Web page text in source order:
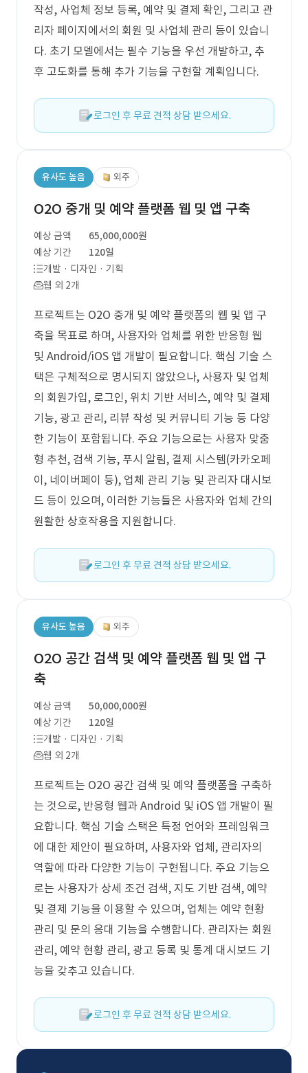
작성, 사업체 정보 등록, 예약 및 결제 확인, 그리고 관
리자 페이지에서의 회원 및 사업체 관리 등이 있습니
다. 초기 모델에서는 필수 기능을 우선 개발하고, 추
후 고도화를 통해 추가 기능을 구현할 계획입니다.
로그인 후 무료 견적 상담 받으세요.
유사도 높음 외주
O2O 중개 및 예약 플랫폼 웹 및 앱 구축
예상 금액
65,000,000원
예상 기간
120일
개발 · 디자인 · 기획
웹 외 2개
프로젝트는 O2O 중개 및 예약 플랫폼의 웹 및 앱 구
축을 목표로 하며, 사용자와 업체를 위한 반응형 웹
및 Android/iOS 앱 개발이 필요합니다. 핵심 기술 스
택은 구체적으로 명시되지 않았으나, 사용자 및 업체
의 회원가입, 로그인, 위치 기반 서비스, 예약 및 결제
기능, 광고 관리, 리뷰 작성 및 커뮤니티 기능 등 다양
한 기능이 포함됩니다. 주요 기능으로는 사용자 맞춤
형 추천, 검색 기능, 푸시 알림, 결제 시스템(카카오페
이, 네이버페이 등), 업체 관리 기능 및 관리자 대시보
드 등이 있으며, 이러한 기능들은 사용자와 업체 간의
원활한 상호작용을 지원합니다.
로그인 후 무료 견적 상담 받으세요.
유사도 높음 외주
O2O 공간 검색 및 예약 플랫폼 웹 및 앱 구
축
예상 금액
50,000,000원
예상 기간
120일
개발 · 디자인 · 기획
웹 외 2개
프로젝트는 O2O 공간 검색 및 예약 플랫폼을 구축하
는 것으로, 반응형 웹과 Android 및 iOS 앱 개발이 필
요합니다. 핵심 기술 스택은 특정 언어와 프레임워크
에 대한 제안이 필요하며, 사용자와 업체, 관리자의
역할에 따라 다양한 기능이 구현됩니다. 주요 기능으
로는 사용자가 상세 조건 검색, 지도 기반 검색, 예약
및 결제 기능을 이용할 수 있으며, 업체는 예약 현황
관리 및 문의 응대 기능을 수행합니다. 관리자는 회원
관리, 예약 현황 관리, 광고 등록 및 통계 대시보드 기
능을 갖추고 있습니다.
로그인 후 무료 견적 상담 받으세요.